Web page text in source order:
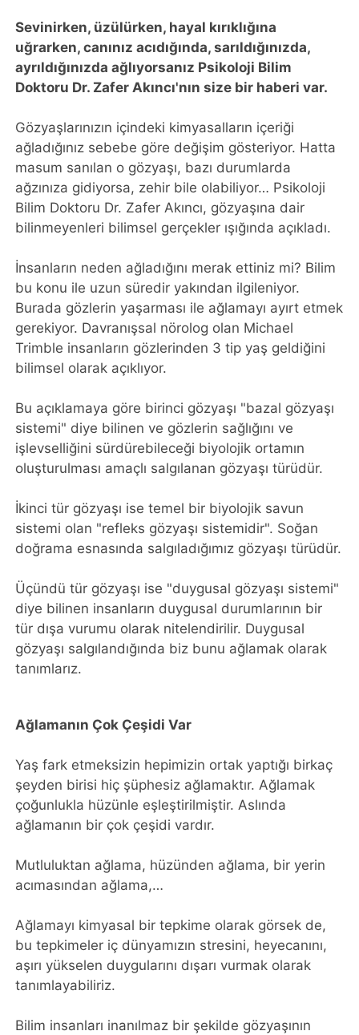
Sevinirken, üzülürken, hayal kırıklığına
uğrarken, canınız acıdığında, sarıldığınızda,
ayrıldığınızda ağlıyorsanız Psikoloji Bilim
Doktoru Dr. Zafer Akıncı'nın size bir haberi var.
Gözyaşlarınızın içindeki kimyasalların içeriği
ağladığınız sebebe göre değişim gösteriyor. Hatta
masum sanılan o gözyaşı, bazı durumlarda
ağzınıza gidiyorsa, zehir bile olabiliyor… Psikoloji
Bilim Doktoru Dr. Zafer Akıncı, gözyaşına dair
bilinmeyenleri bilimsel gerçekler ışığında açıkladı.
İnsanların neden ağladığını merak ettiniz mi? Bilim
bu konu ile uzun süredir yakından ilgileniyor.
Burada gözlerin yaşarması ile ağlamayı ayırt etmek
gerekiyor. Davranışsal nörolog olan Michael
Trimble insanların gözlerinden 3 tip yaş geldiğini
bilimsel olarak açıklıyor.
Bu açıklamaya göre birinci gözyaşı "bazal gözyaşı
sistemi" diye bilinen ve gözlerin sağlığını ve
işlevselliğini sürdürebileceği biyolojik ortamın
oluşturulması amaçlı salgılanan gözyaşı türüdür.
İkinci tür gözyaşı ise temel bir biyolojik savun
sistemi olan "refleks gözyaşı sistemidir". Soğan
doğrama esnasında salgıladığımız gözyaşı türüdür.
Üçündü tür gözyaşı ise "duygusal gözyaşı sistemi"
diye bilinen insanların duygusal durumlarının bir
tür dışa vurumu olarak nitelendirilir. Duygusal
gözyaşı salgılandığında biz bunu ağlamak olarak
tanımlarız.
Ağlamanın Çok Çeşidi Var
Yaş fark etmeksizin hepimizin ortak yaptığı birkaç
şeyden birisi hiç şüphesiz ağlamaktır. Ağlamak
çoğunlukla hüzünle eşleştirilmiştir. Aslında
ağlamanın bir çok çeşidi vardır.
Mutluluktan ağlama, hüzünden ağlama, bir yerin
acımasından ağlama,…
Ağlamayı kimyasal bir tepkime olarak görsek de,
bu tepkimeler iç dünyamızın stresini, heyecanını,
aşırı yükselen duygularını dışarı vurmak olarak
tanımlayabiliriz.
Bilim insanları inanılmaz bir şekilde gözyaşının